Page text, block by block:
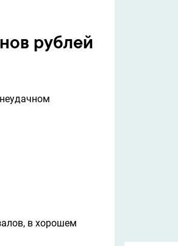
рублей
в хорошем